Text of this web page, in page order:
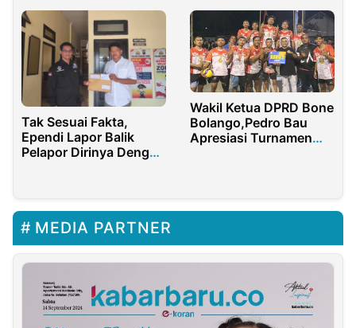
2024
Tak Sesuai Fakta,
Ependi Lapor Balik
Pelapor Dirinya Dengan
Wakil Ketua DPRD Bone
Bolango,Pedro Bau
Apresiasi Turnamen
MEDIA PARTNER